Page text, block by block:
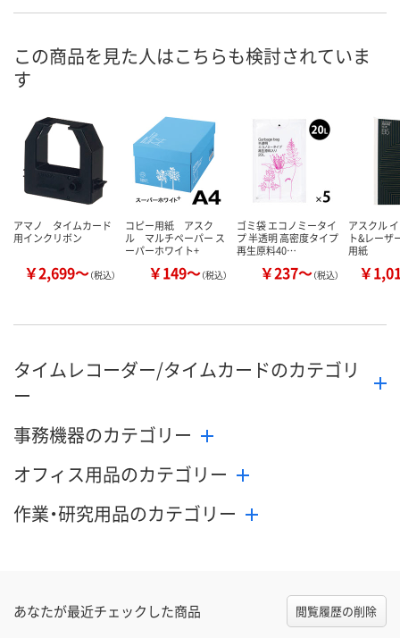
8月25日（火）まで
カゴへ カゴへ カ
この商品を見た人はこちらも検討されていま
す
アマノ タイムカード
用インクリボン
￥2,699～（税込）
コピー用紙 アスク
ル マルチペーパー ス
ーパーホワイト+
￥149～（税込）
ゴミ袋 エコノミータイ
プ 半透明 高密度タイプ
再生原料40…
￥237～（税込）
アスクル
ト&レーザ
用紙
￥
タイムレコーダー/タイムカードのカテゴリ
ー
事務機器のカテゴリー
オフィス用品のカテゴリー
作業・研究用品のカテゴリー
あなたが最近チェックした商品 閲覧履歴の削除